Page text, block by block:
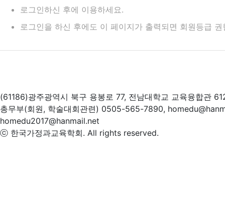
로그인하신 후에 이용하세요.
로그인을 하신 후에도 이 페이지가 출력되면 회원등급
(61186)광주광역시 북구 용봉로 77, 전남대학교 교육융합관
총무부(회원, 학술대회관련) 0505-565-7890,
homedu2017@hanmail.net
ⓒ 한국가정과교육학회. All rights reserved.